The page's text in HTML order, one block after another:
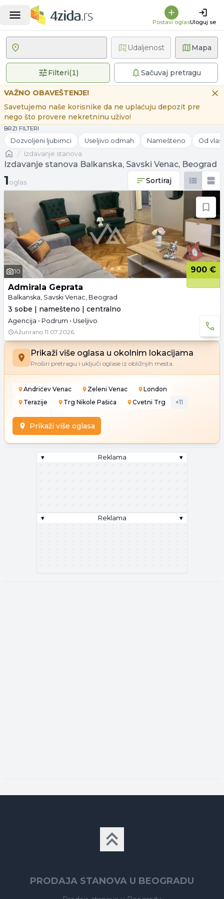
Postavi oglasUloguj se
Mapa
Filteri(1)1 primenjen filterSačuvaj pretragu
Udaljenost
VAŽNO OBAVEŠTENJE!
Savetujemo naše korisnike da ne uplaćuju depozit pre
nego što provere nekretninu uživo!
BRZI FILTERI
Dozvoljeni ljubimci Useljivo odmah Namešteno Od
Naslovnaizdavanje stanova
Izdavanje stanova Balkanska, Savski Venac, Beograd
1 oglas
1 oglas Sortiraj
10
900 €
Admirala Geprata
Balkanska, Savski Venac, Beograd
3 sobe | namešteno | centralno
Agencija • Podrum • Useljivo
Ažurirano 11.07.2026.
Prikaži više oglasa u okolnim lokacijama
Proširi pretragu i uključi oglase iz obližnjih mesta.
Andrićev Venac Zeleni Venac
London
Terazije
Trg Nikole Pašića Cvetni Trg +11
Prikaži više oglasa
▾ Reklama ▾
▾ Reklama ▾
PRODAJA STANOVA U BEOGRADU